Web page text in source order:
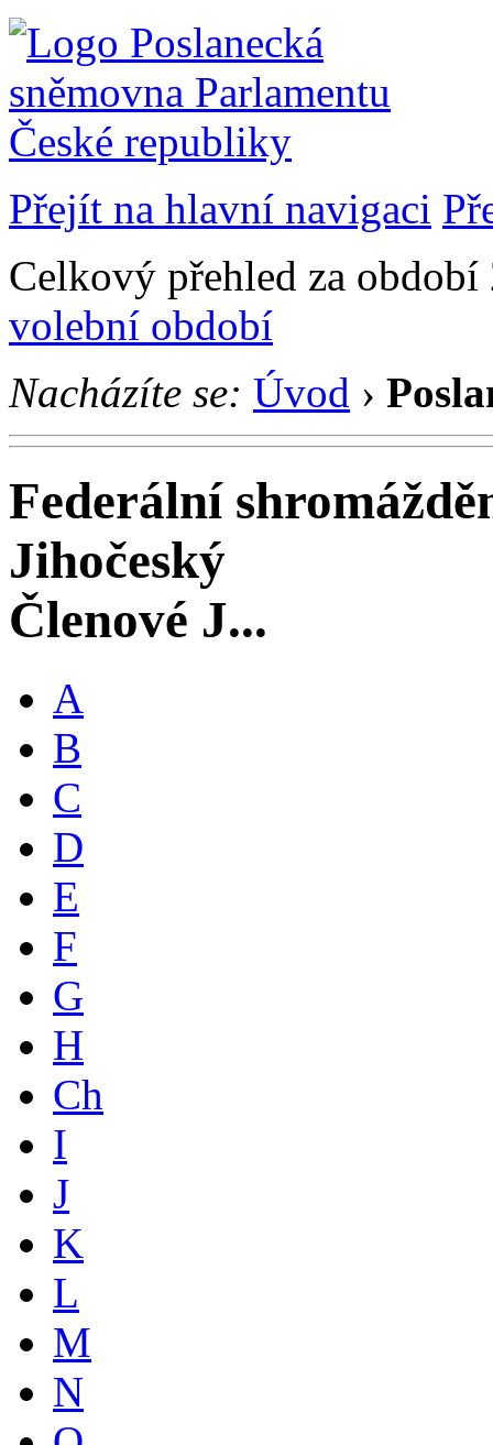
Přejít na hlavní navigaci
Celkový přehled za
volební období
Nacházíte se: Úvod ›
Federální
Jihočeský
Členové J...
A
B
C
D
E
F
G
H
Ch
I
J
K
L
M
N